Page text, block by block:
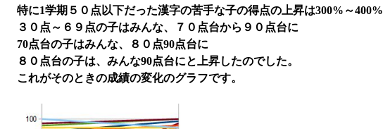
特に1学期５０点以下だった漢字の苦手な子の得点の上昇は300%～400%
３０点～６９点の子はみんな、７０点台から９０点台に
70点台の子はみんな、８０点90点台に
８０点台の子は、みんな90点台にと上昇したのでした。
これがそのときの成績の変化のグラフです。